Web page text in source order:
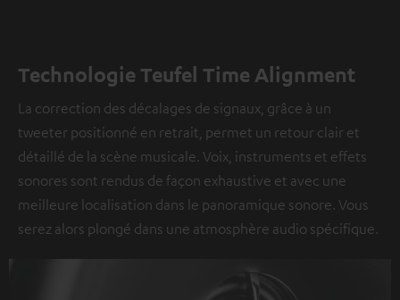
Technologie Teufel Time Alignment
La correction des décalages de signaux, grâce à un
tweeter positionné en retrait, permet un retour clair et
détaillé de la scène musicale. Voix, instruments et effets
sonores sont rendus de façon exhaustive et avec une
meilleure localisation dans le panoramique sonore. Vous
serez alors plongé dans une atmosphère audio spécifique.